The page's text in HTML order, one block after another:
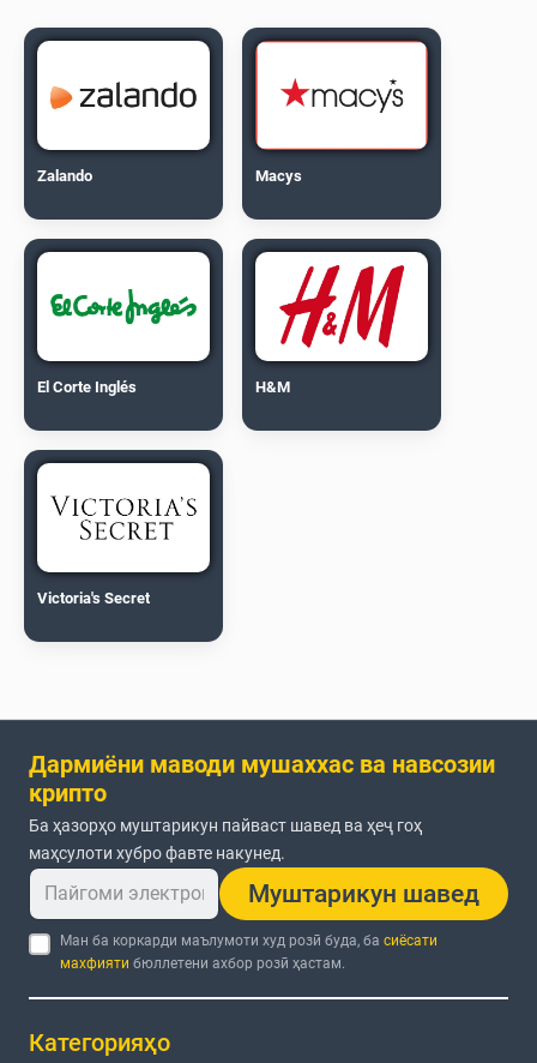
Zalando Macys
El Corte Inglés H&M
Victoria's Secret
Дармиёни маводи мушаххас ва навсозии
крипто
Ба ҳазорҳо муштарикун пайваст шавед ва ҳеҷ гоҳ
маҳсулоти хубро фавте накунед.
Муштарикун шавед
Ман ба коркарди маълумоти худ розӣ буда, басиёсати
махфияти бюллетени ахбор розӣ ҳастам.
Категорияҳо